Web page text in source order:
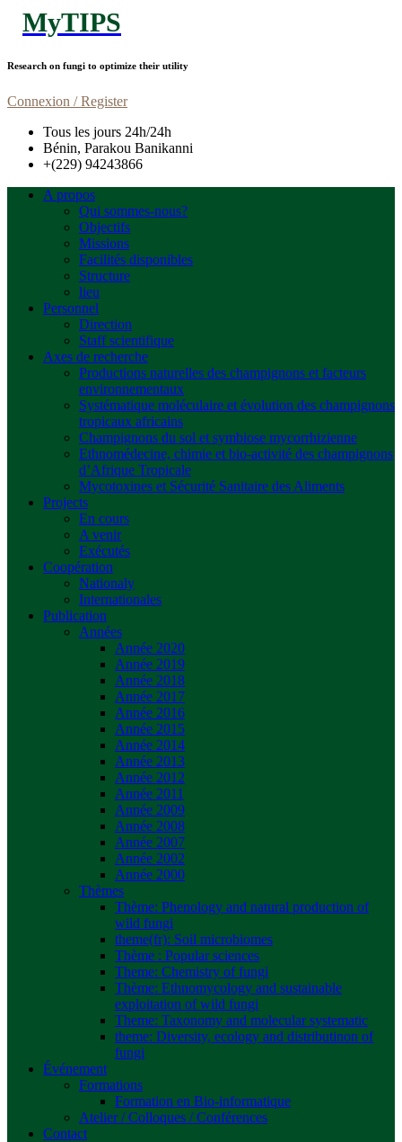
MyTIPS
Research on fungi to optimize their utility
Connexion / Register
Tous les jours 24h/24h
Bénin, Parakou Banikanni
+(229) 94243866
A propos
Qui sommes-nous?
Objectifs
Missions
Facilités disponibles
Structure
lieu
Personnel
Direction
Staff scientifique
Axes de recherche
Productions naturelles des champignons et facteurs
environnementaux
Systématique moléculaire et évolution des champignons
tropicaux africains
Champignons du sol et symbiose mycorrhizienne
Ethnomédecine, chimie et bio-activité des champignons
d’Afrique Tropicale
Mycotoxines et Sécurité Sanitaire des Aliments
Projects
En cours
A venir
Exécutés
Coopération
Nationaly
Internationales
Publication
Années
Année 2020
Année 2019
Année 2018
Année 2017
Année 2016
Année 2015
Année 2014
Année 2013
Année 2012
Année 2011
Année 2009
Année 2008
Année 2007
Année 2002
Année 2000
Thèmes
Thème: Phenology and natural production of
wild fungi
theme(fr): Soil microbiomes
Thème : Popular sciences
Theme: Chemistry of fungi
Thème: Ethnomycology and sustainable
exploitation of wild fungi
Theme: Taxonomy and molecular systematic
theme: Diversity, ecology and distributinon of
fungi
Événement
Formations
Formation en Bio-informatique
Atelier / Colloques / Conférences
Contact